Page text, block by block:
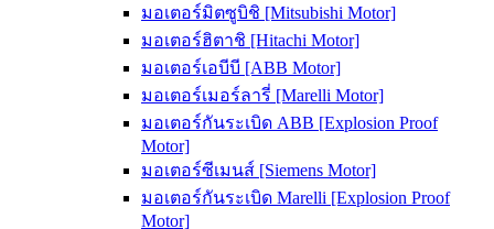
มอเตอร์มิตซูบิชิ [Mitsubishi Motor]
มอเตอร์ฮิตาชิ [Hitachi Motor]
มอเตอร์เอบีบี [ABB Motor]
มอเตอร์เมอร์ลารี่ [Marelli Motor]
มอเตอร์กันระเบิด ABB [Explosion Proof
Motor]
มอเตอร์ซีเมนส์ [Siemens Motor]
มอเตอร์กันระเบิด Marelli [Explosion Proof
Motor]